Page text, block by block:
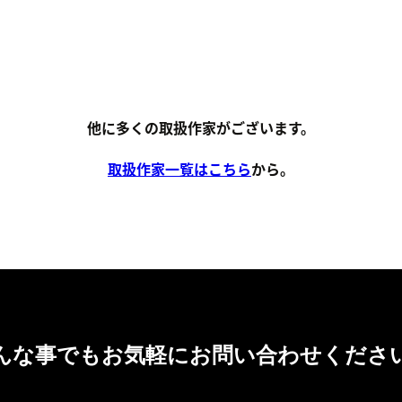
他に多くの取扱作家がございます。
取扱作家一覧はこちらから。
な事でもお気軽にお問い合わせくださ